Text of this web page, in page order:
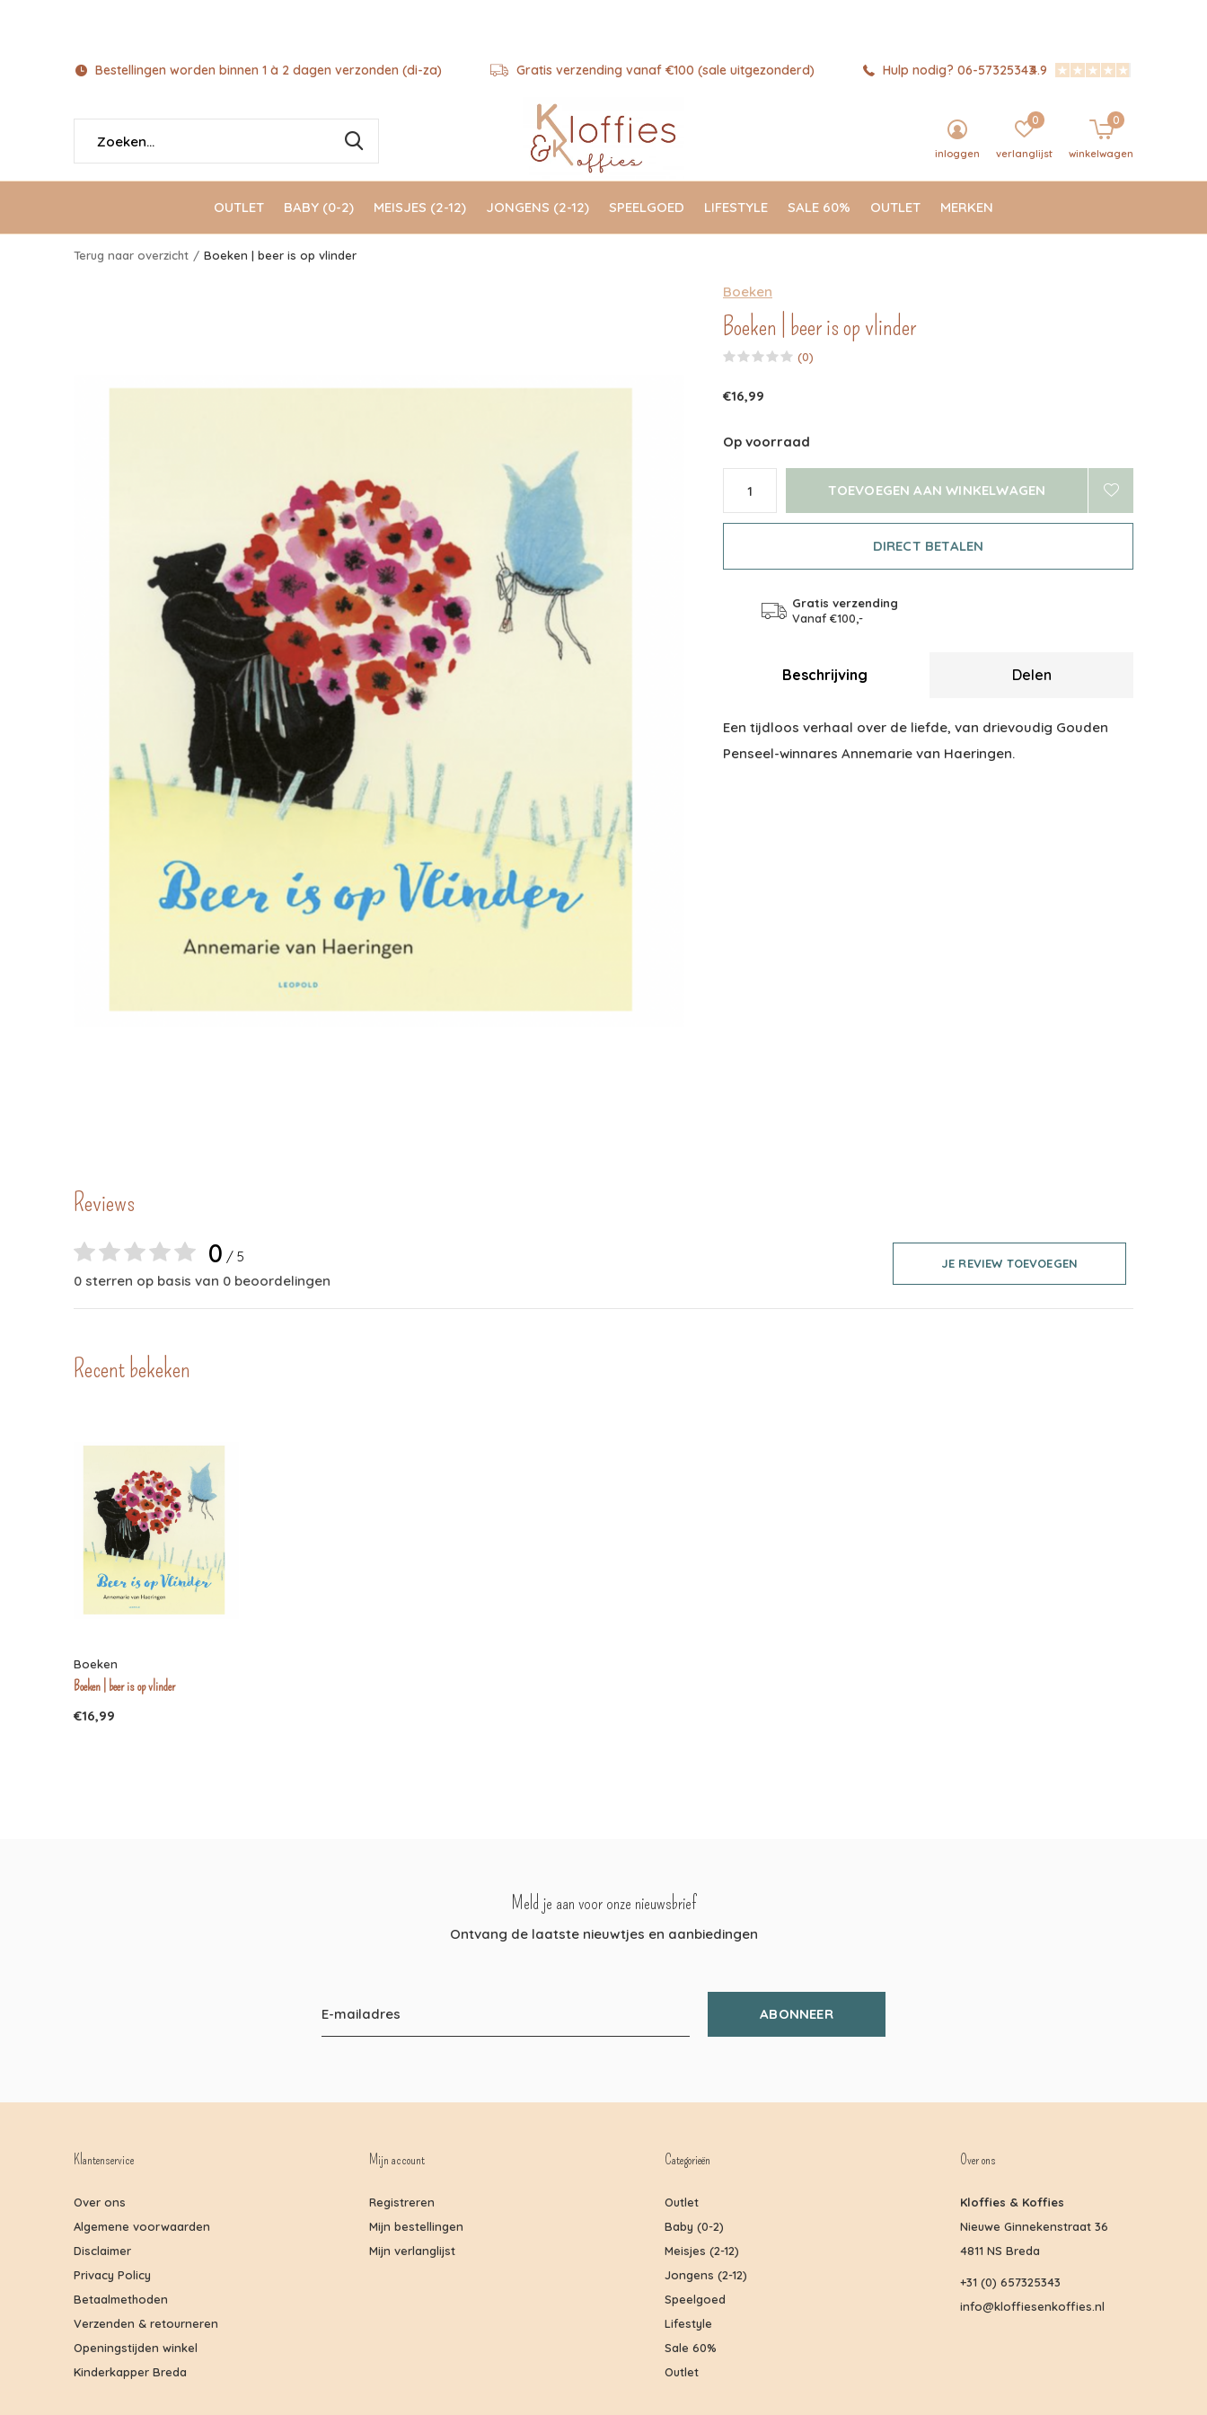
OUTLET BABY (0-2) MEISJES (2-12) JONGENS (2-12) SPEELGOED LIFESTYLE SALE 60% OUTLET MERKEN
inloggen verlanglijst
0
winkelwagen
0
Bestellingen worden binnen 1 à 2 dagen verzonden (di-za) Gratis verzending vanaf €100 (sale uitgezonderd) Hulp nodig? 06-573253434.9
Terug naar overzicht Boeken | beer is op vlinder
Boeken
Boeken | beer is op vlinder
(0)
€16,99
Op voorraad
TOEVOEGEN AAN WINKELWAGEN
DIRECT BETALEN
Gratis verzending
Vanaf €100,-
Beschrijving Delen
Een tijdloos verhaal over de liefde, van drievoudig Gouden
Penseel-winnares Annemarie van Haeringen.
Reviews
0 / 5
0 sterren op basis van 0 beoordelingen
JE REVIEW TOEVOEGEN
Recent bekeken
Boeken
Boeken | beer is op vlinder
€16,99
Meld je aan voor onze nieuwsbrief
Ontvang de laatste nieuwtjes en aanbiedingen
ABONNEER
Klantenservice
Over ons
Algemene voorwaarden
Disclaimer
Privacy Policy
Betaalmethoden
Verzenden & retourneren
Openingstijden winkel
Kinderkapper Breda
Mijn account
Registreren
Mijn bestellingen
Mijn verlanglijst
Categorieën
Outlet
Baby (0-2)
Meisjes (2-12)
Jongens (2-12)
Speelgoed
Lifestyle
Sale 60%
Outlet
Over ons
Kloffies & Koffies
Nieuwe Ginnekenstraat 36
4811 NS Breda
+31 (0) 657325343
info@kloffiesenkoffies.nl